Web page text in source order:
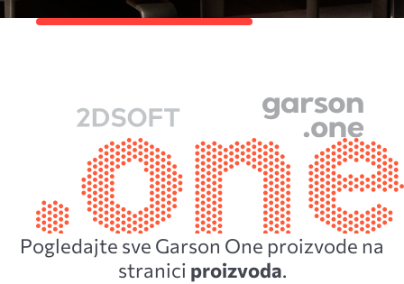
Pogledajte sve Garson One proizvode na
stranici proizvoda.